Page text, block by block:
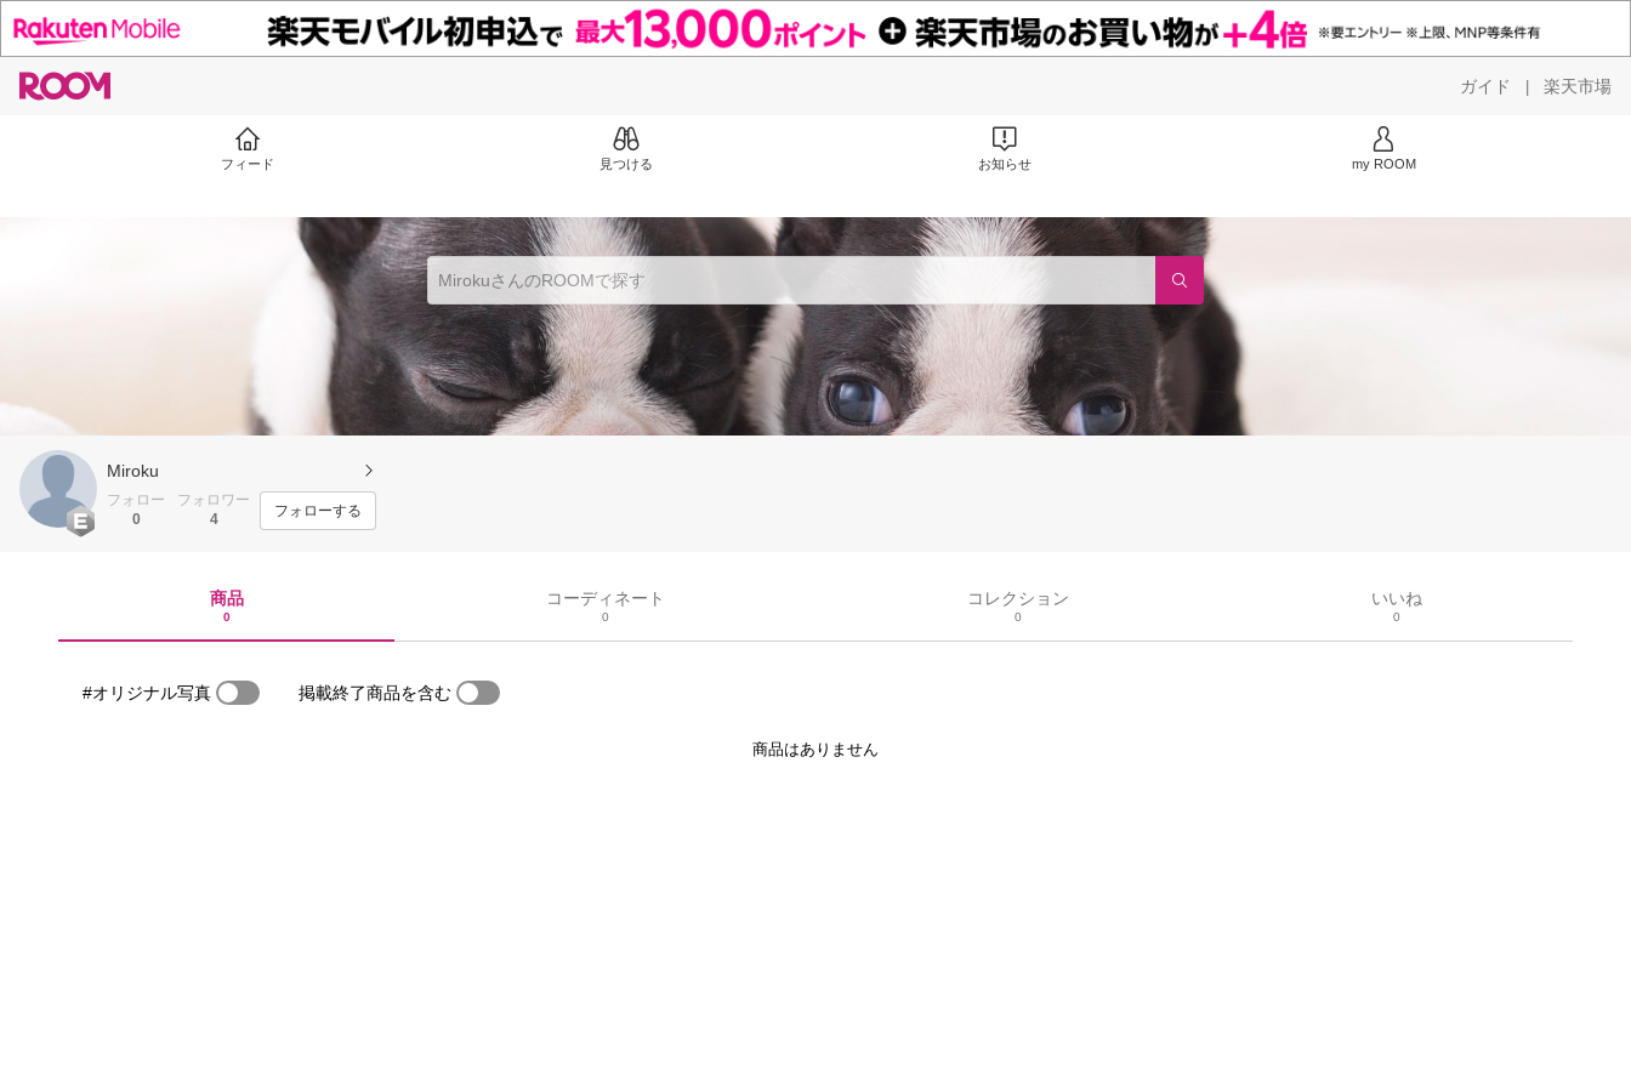
ガイド | 楽天市場
フィード 見つける お知らせ my ROOM
Miroku
フォロー
0
フォロワー
4
フォローする
商品
0
コーディネート
0
コレクション
0
いいね
0
#オリジナル写真 掲載終了商品を含む
商品はありません